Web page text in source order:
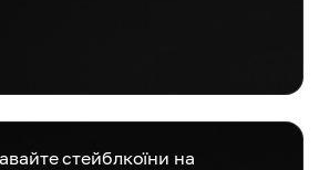
стейблкоїни на